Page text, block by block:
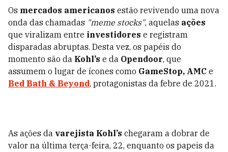
Os mercados americanos estão revivendo uma nova
onda das chamadas "meme stocks", aquelas ações
que viralizam entre investidores e registram
disparadas abruptas. Desta vez, os papéis do
momento são da Kohl’s e da Opendoor, que
assumem o lugar de ícones como GameStop, AMC e
Bed Bath & Beyond, protagonistas da febre de 2021.
As ações da varejista Kohl’s chegaram a dobrar de
valor na última terça-feira, 22, enquanto os papeis da